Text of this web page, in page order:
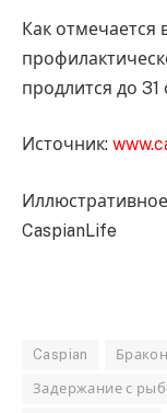
Как отмечается
продлится до 31
Источник:
CaspianLife
Caspian
Задержание с